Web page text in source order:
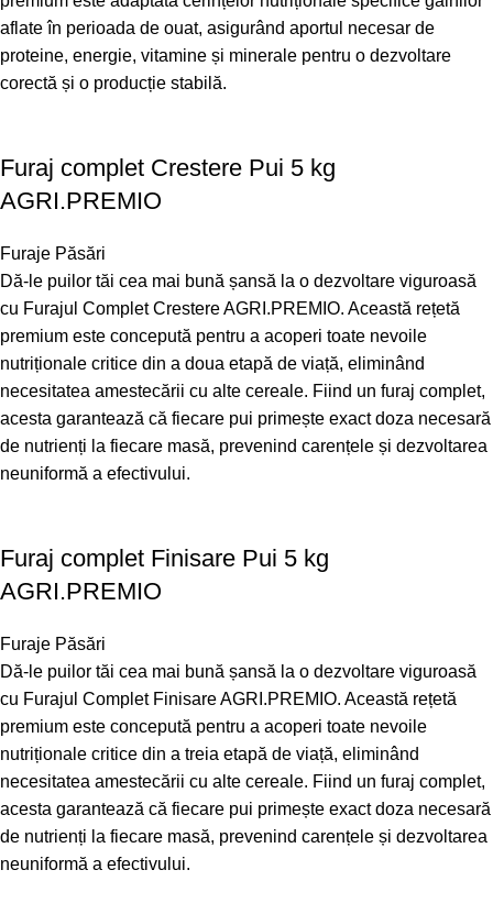
aflate în perioada de ouat, asigurând aportul necesar de
proteine, energie, vitamine și minerale pentru o dezvoltare
corectă și o producție stabilă.
Furaj complet Crestere Pui 5 kg
AGRI.PREMIO
Furaje Păsări
Dă-le puilor tăi cea mai bună șansă la o dezvoltare viguroasă
cu Furajul Complet Crestere AGRI.PREMIO. Această rețetă
premium este concepută pentru a acoperi toate nevoile
nutriționale critice din a doua etapă de viață, eliminând
necesitatea amestecării cu alte cereale. Fiind un furaj complet,
acesta garantează că fiecare pui primește exact doza necesară
de nutrienți la fiecare masă, prevenind carențele și dezvoltarea
neuniformă a efectivului.
Furaj complet Finisare Pui 5 kg
AGRI.PREMIO
Furaje Păsări
Dă-le puilor tăi cea mai bună șansă la o dezvoltare viguroasă
cu Furajul Complet Finisare AGRI.PREMIO. Această rețetă
premium este concepută pentru a acoperi toate nevoile
nutriționale critice din a treia etapă de viață, eliminând
necesitatea amestecării cu alte cereale. Fiind un furaj complet,
acesta garantează că fiecare pui primește exact doza necesară
de nutrienți la fiecare masă, prevenind carențele și dezvoltarea
neuniformă a efectivului.